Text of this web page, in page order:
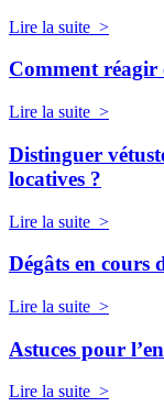
Lire la suite >
Comment réagir
Lire la suite >
Distinguer
locatives ?
Lire la suite >
Dégâts en cours
Lire la suite >
Astuces pour
Lire la suite >